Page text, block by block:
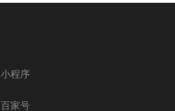
小程序
百家号